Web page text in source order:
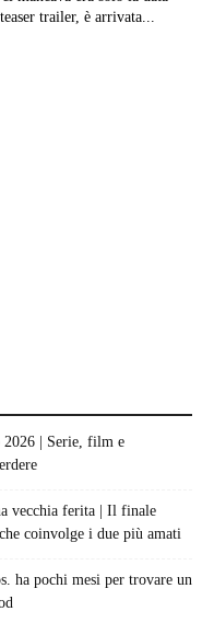
trailer, è arrivata...
2026 | Serie, film e
vecchia ferita | Il finale
coinvolge i due più amati
ha pochi mesi per trovare un